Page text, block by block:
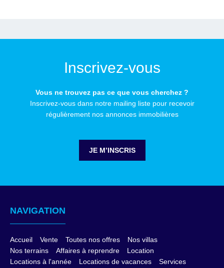
Inscrivez-vous
Vous ne trouvez pas ce que vous cherchez ?
Inscrivez-vous dans notre mailing liste pour recevoir
régulièrement nos annonces immobilières
JE M’INSCRIS
NAVIGATION
Accueil Vente Toutes nos offres
Nos villas
Nos terrains
Affaires à reprendre
Location
Locations à l'année
Locations de vacances
Services